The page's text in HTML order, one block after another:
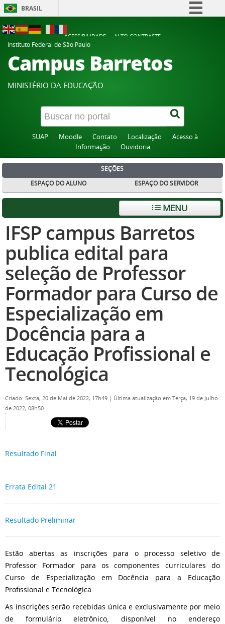
BRASIL
Participe
Acesso à informação
Canais
ACESSIBILIDADE
ALTO CONTRASTE
Instituto Federal de São Paulo
Campus Barretos
MINISTÉRIO DA EDUCAÇÃO
SUAP Moodle Contato Localização
Acesso à
Informação
Ouvidoria
SEÇÕES
ESPAÇO DO ALUNO
ESPAÇO DO SERVIDOR
MENU
IFSP campus Barretos
publica edital para
seleção de Professor
Formador para Curso de
Especialização em
Docência para a
Educação Profissional e
Tecnológica
Criado: Sexta, 20 de Mai de 2022, 17h49 | Última atualização em Terça, 19 de Julho
de 2022, 08h50
Resultado Final
Errata Edital 21
Resultado Preliminar
Estão abertas as inscrições para o processo seletivo de
Professor Formador para os componentes curriculares do
Curso de Especialização em Docência para a Educação
Profissional e Tecnológica.
As inscrições serão recebidas única e exclusivamente por meio
de formulário eletrônico, disponível no endereço